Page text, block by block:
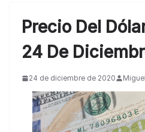
Precio Del
24 De
24 de diciembre de 2020